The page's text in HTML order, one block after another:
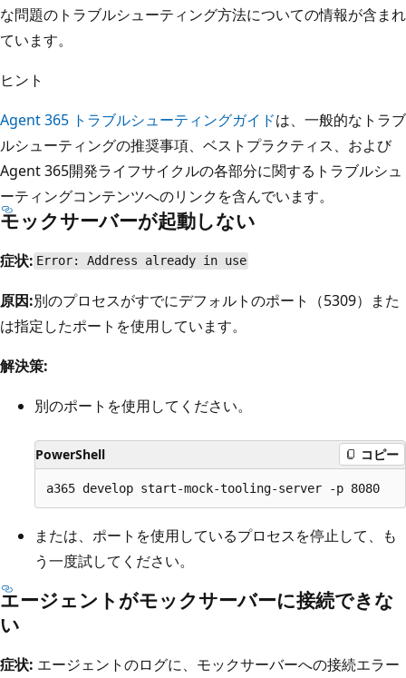
な問題のトラブルシューティング方法についての情報が含まれ
ています。
ヒント
Agent 365 トラブルシューティングガイドは、一般的なトラブ
ルシューティングの推奨事項、ベストプラクティス、および
Agent 365開発ライフサイクルの各部分に関するトラブルシュ
ーティングコンテンツへのリンクを含んでいます。
モックサーバーが起動しない
症状: Error: Address already in use
原因:別のプロセスがすでにデフォルトのポート（5309）また
は指定したポートを使用しています。
解決策:
別のポートを使用してください。
PowerShell コピー
または、ポートを使用しているプロセスを停止して、も
う一度試してください。
エージェントがモックサーバーに接続できな
い
症状: エージェントのログに、モックサーバーへの接続エラー